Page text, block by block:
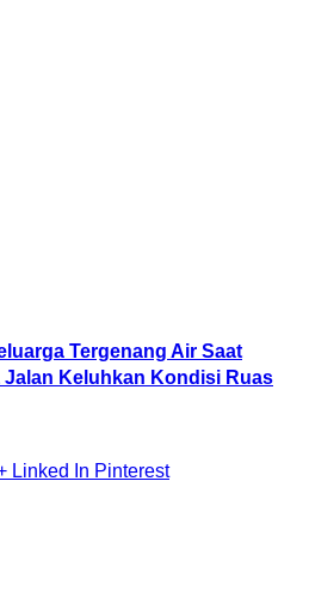
Tergenang Air Saat
Jalan Keluhkan Kondisi Ruas
Linked In Pinterest